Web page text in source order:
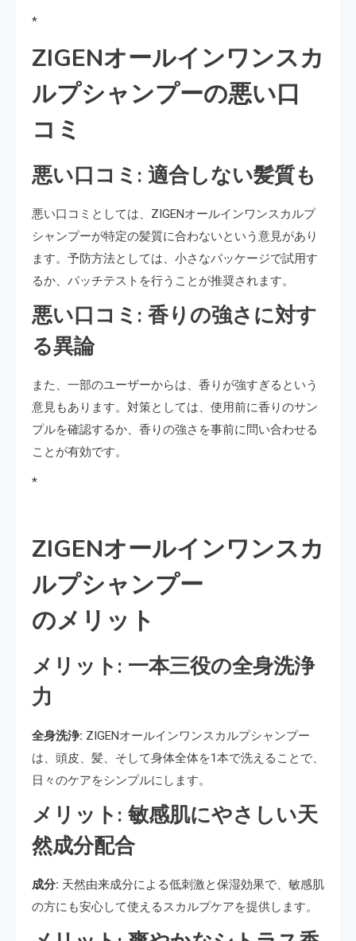
*
ZIGENオールインワンスカ
ルプシャンプーの悪い口
コミ
悪い口コミ: 適合しない髪質も
悪い口コミとしては、ZIGENオールインワンスカルプ
シャンプーが特定の髪質に合わないという意見があり
ます。予防方法としては、小さなパッケージで試用す
るか、パッチテストを行うことが推奨されます。
悪い口コミ: 香りの強さに対す
る異論
また、一部のユーザーからは、香りが強すぎるという
意見もあります。対策としては、使用前に香りのサン
プルを確認するか、香りの強さを事前に問い合わせる
ことが有効です。
*
ZIGENオールインワンスカ
ルプシャンプー
のメリット
メリット: 一本三役の全身洗浄
力
全身洗浄: ZIGENオールインワンスカルプシャンプー
は、頭皮、髪、そして身体全体を1本で洗えることで、
日々のケアをシンプルにします。
メリット: 敏感肌にやさしい天
然成分配合
成分: 天然由来成分による低刺激と保湿効果で、敏感肌
の方にも安心して使えるスカルプケアを提供します。